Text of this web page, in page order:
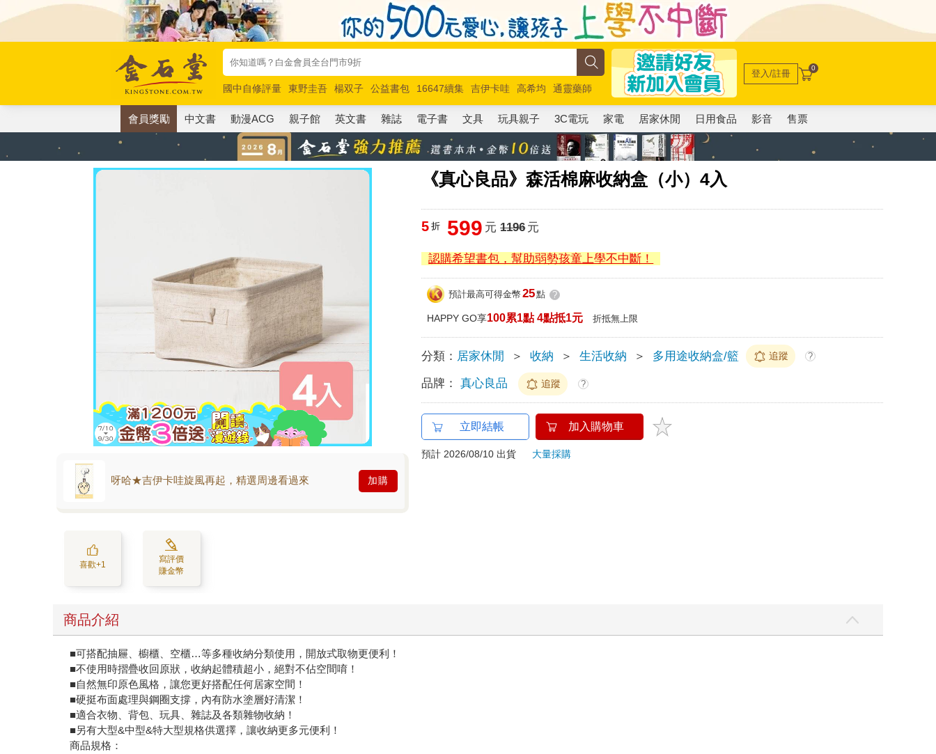
國中自修評量 東野圭吾 楊双子 公益書包 16647續集 吉伊卡哇 高希均
通靈藥師
唯紅花綻放
奧德賽 路邊攤新作 馬斯克 玩具總動員5 超慢跑
登入/註冊 0
會員獎勵 中文書 動漫ACG 親子館 英文書 雜誌 電子書 文具 玩具親子 3C電玩 家電 居家休閒 日用食品 影音 售票
《真心良品》森活棉麻收納盒（小）4入
呀哈★吉伊卡哇旋風再起，精選周邊看過來 加購
喜歡+1
寫評價
賺金幣
5 折 599 元 1196元
認購希望書包，幫助弱勢孩童上學不中斷！
預計最高可得金幣 25點 ?
HAPPY GO享100累1點 4點抵1元 折抵無上限
分類： 居家休閒 ＞ 收納 ＞ 生活收納 ＞ 多用途收納盒/籃 追蹤 ?
品牌： 真心良品 追蹤 ?
立即結帳 加入購物車
預計 2026/08/10 出貨 大量採購
商品介紹
■可搭配抽屜、櫥櫃、空櫃…等多種收納分類使用，開放式取物更便利！
■不使用時摺疊收回原狀，收納起體積超小，絕對不佔空間唷！
■自然無印原色風格，讓您更好搭配任何居家空間！
■硬挺布面處理與鋼圈支撐，內有防水塗層好清潔！
■適合衣物、背包、玩具、雜誌及各類雜物收納！
■另有大型&中型&特大型規格供選擇，讓收納更多元便利！
商品規格：